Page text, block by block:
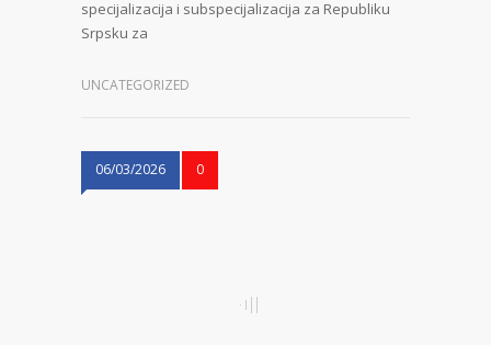
specijalizacija i subspecijalizacija za Republiku
Srpsku za
UNCATEGORIZED
06/03/2026 0